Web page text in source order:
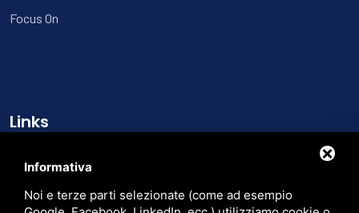
Focus On
Links
Informativa
Noi e terze parti selezionate (come ad esempio